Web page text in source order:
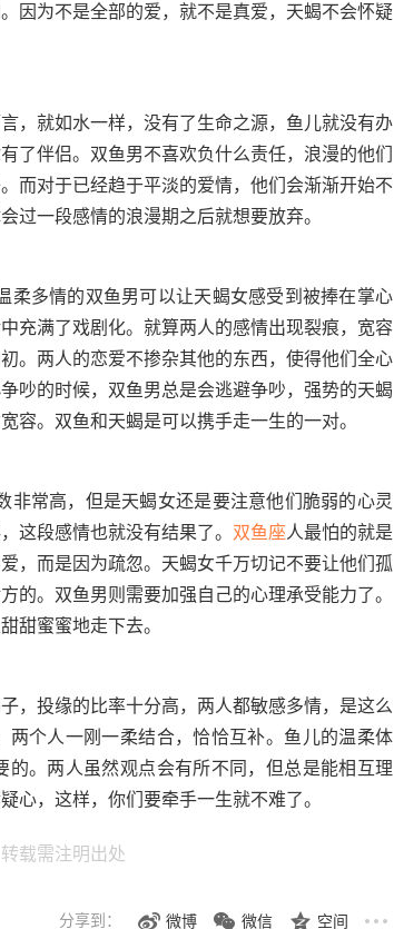
因为不是全部的爱，就不是真爱，天蝎不会怀疑
就如水一样，没有了生命之源，鱼儿就没有办
了伴侣。双鱼男不喜欢负什么责任，浪漫的他们
而对于已经趋于平淡的爱情，他们会渐渐开始不
过一段感情的浪漫期之后就想要放弃。
多情的双鱼男可以让天蝎女感受到被捧在掌心
充满了戏剧化。就算两人的感情出现裂痕，宽容
。两人的恋爱不掺杂其他的东西，使得他们全心
吵的时候，双鱼男总是会逃避争吵，强势的天蝎
容。双鱼和天蝎是可以携手走一生的一对。
常高，但是天蝎女还是要注意他们脆弱的心灵
这段感情也就没有结果了。 双鱼座人最怕的就是
，而是因为疏忽。天蝎女千万切记不要让他们孤
的。双鱼男则需要加强自己的心理承受能力了。
甜蜜蜜地走下去。
，投缘的比率十分高，两人都敏感多情，是这么
个人一刚一柔结合，恰恰互补。鱼儿的温柔体
。两人虽然观点会有所不同，但总是能相互理
心，这样，你们要牵手一生就不难了。
载需注明出处
分享到： 微博 微信 空间